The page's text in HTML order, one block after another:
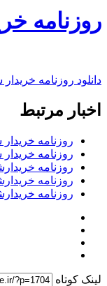
روزنامه
دانلود روزنامه خریدار
اخبار مرتبط
روزنامه خریدار
روزنامه خریدار
روزنامه
روزنامه
روزنامه
لینک کوتاه